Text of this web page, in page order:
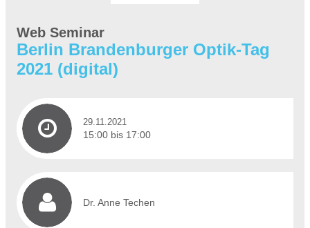
Web Seminar
Berlin Brandenburger Optik-Tag
2021 (digital)
29.11.2021
15:00 bis 17:00
Dr. Anne Techen